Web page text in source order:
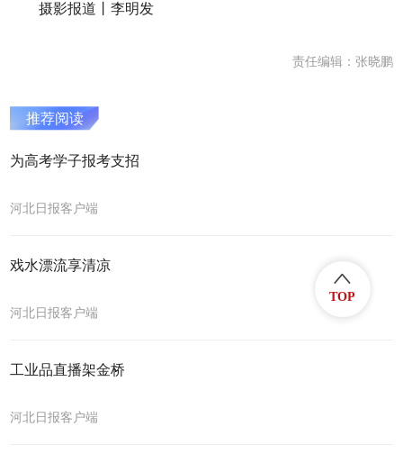
摄影报道丨李明发
责任编辑：张晓鹏
推荐阅读
为高考学子报考支招
河北日报客户端
戏水漂流享清凉
河北日报客户端
工业品直播架金桥
河北日报客户端
TOP